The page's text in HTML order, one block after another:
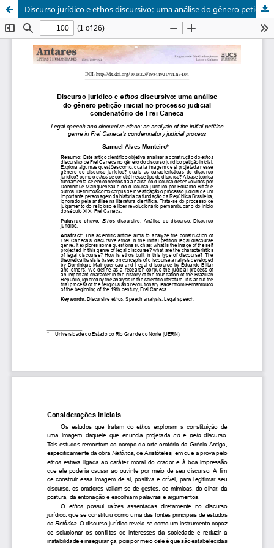
Discurso jurídico e ethos discursivo: uma análise do gênero petição inicial no processo judicial condenatório de Frei Caneca